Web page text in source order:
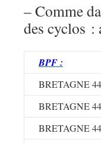
– Comme
des cyclos :
BPF :
BRETAGNE
BRETAGNE
BRETAGNE